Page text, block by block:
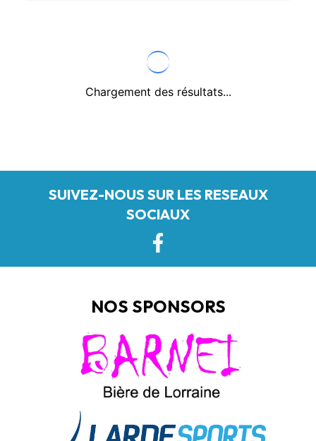
Chargement des résultats...
SUIVEZ-NOUS SUR LES RESEAUX
SOCIAUX
NOS SPONSORS